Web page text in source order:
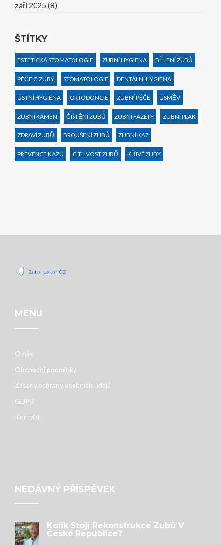
září 2025 (8)
ŠTÍTKY
ESTETICKÁ STOMATOLOGIE ZUBNÍ HYGIENA BĚLENÍ ZUBŮ
PÉČE O ZUBY STOMATOLOGIE DENTÁLNÍ HYGIENA
ÚSTNÍ HYGIENA ORTODONCIE ZUBNÍ PÉČE ÚSMĚV
ZUBNÍ KÁMEN ČIŠTĚNÍ ZUBŮ ZUBNÍ FAZETY ZUBNÍ PLAK
ZDRAVÍ ZUBŮ BROUŠENÍ ZUBŮ ZUBNÍ KAZ
PREVENCE KAZU CITLIVOST ZUBŮ KŘIVÉ ZUBY
MENU
O nás
Obchodní podmínky
Zásady ochrany osobních údajů
GDPR
Kontakt
NEDÁVNÝ PŘÍSPĚVEK
Kolik Stojí Rekonstrukce Zubů V
České Republice?